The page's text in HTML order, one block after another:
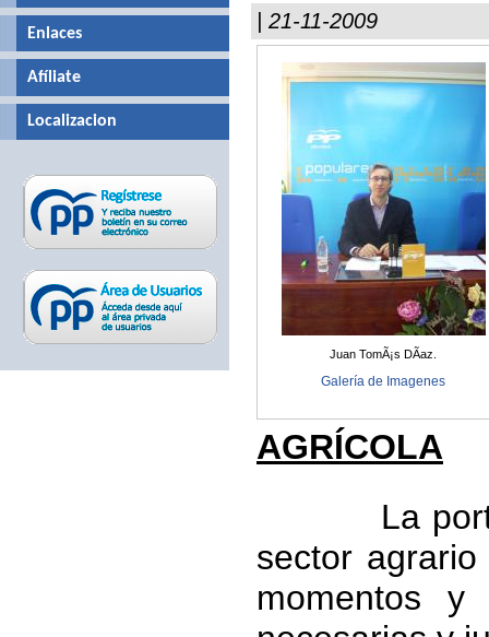
| 21-11-2009
Juan TomÃ¡s DÃ­az.
Galería de Imagenes
AGRÍCOLA
La
sector
momentos y
Enlaces
Afíliate
Localizacion